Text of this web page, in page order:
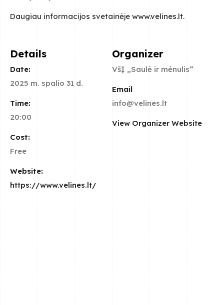
Daugiau informacijos svetainėje www.velines.lt.
Details
Date:
2025 m. spalio 31 d.
Time:
20:00
Cost:
Free
Website:
https://www.velines.lt/
Organizer
VšĮ „Saulė ir mėnulis“
Email
info@velines.lt
View Organizer Website